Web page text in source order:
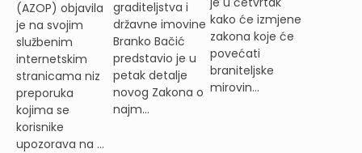
(AZOP) objavila
je na svojim
službenim
internetskim
stranicama niz
preporuka
kojima se
korisnike
upozorava na ...
graditeljstva i
državne imovine
Branko Bačić
predstavio je u
petak detalje
novog Zakona o
najm...
kako će izmjene
zakona koje će
povećati
braniteljske
mirovin...